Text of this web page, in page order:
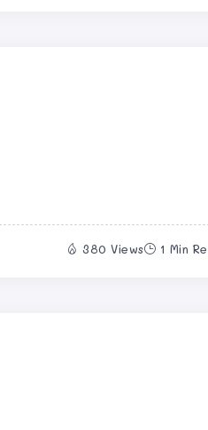
380 Views 1 Min